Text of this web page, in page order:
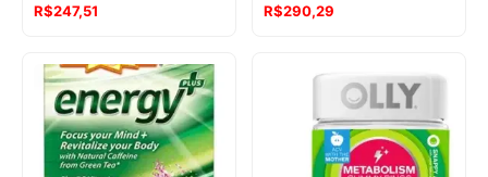
R$247,51
R$290,29